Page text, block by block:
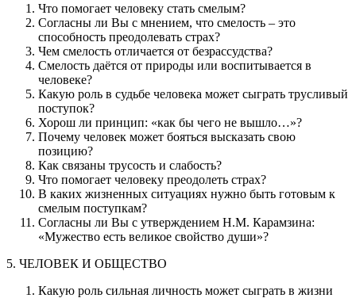
Что помогает человеку стать смелым?
Согласны ли Вы с мнением, что смелость – это
способность преодолевать страх?
Чем смелость отличается от безрассудства?
Смелость даётся от природы или воспитывается в
человеке?
Какую роль в судьбе человека может сыграть трусливый
поступок?
Хорош ли принцип: «как бы чего не вышло…»?
Почему человек может бояться высказать свою
позицию?
Как связаны трусость и слабость?
Что помогает человеку преодолеть страх?
В каких жизненных ситуациях нужно быть готовым к
смелым поступкам?
Согласны ли Вы с утверждением Н.М. Карамзина:
«Мужество есть великое свойство души»?
5. ЧЕЛОВЕК И ОБЩЕСТВО
Какую роль сильная личность может сыграть в жизни